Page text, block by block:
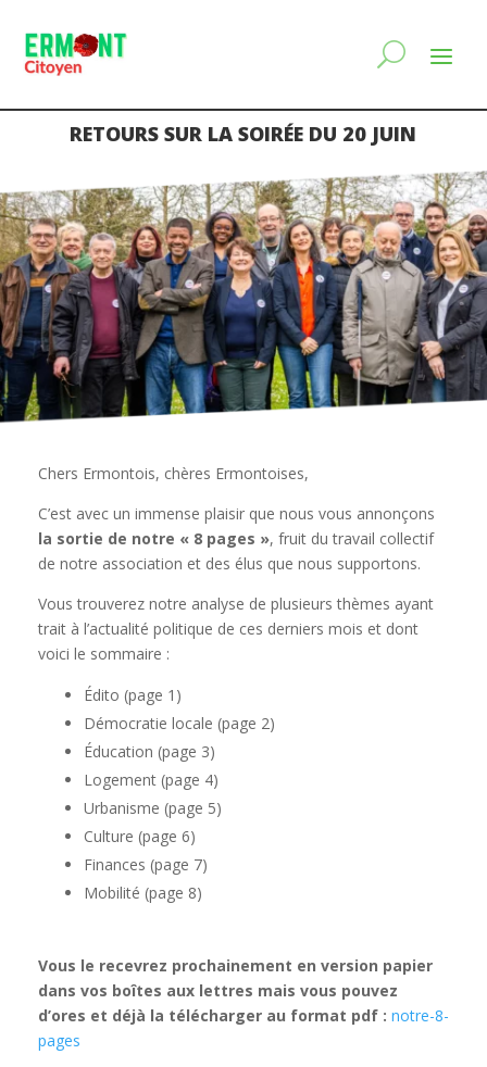
RETOURS SUR LA SOIRÉE DU 20 JUIN
Chers Ermontois, chères Ermontoises,
C’est avec un immense plaisir que nous vous annonçons
la sortie de notre « 8 pages », fruit du travail collectif
de notre association et des élus que nous supportons.
Vous trouverez notre analyse de plusieurs thèmes ayant
trait à l’actualité politique de ces derniers mois et dont
voici le sommaire :
Édito (page 1)
Démocratie locale (page 2)
Éducation (page 3)
Logement (page 4)
Urbanisme (page 5)
Culture (page 6)
Finances (page 7)
Mobilité (page 8)
Vous le recevrez prochainement en version papier
dans vos boîtes aux lettres mais vous pouvez
d’ores et déjà la télécharger au format pdf : notre-8-
pages